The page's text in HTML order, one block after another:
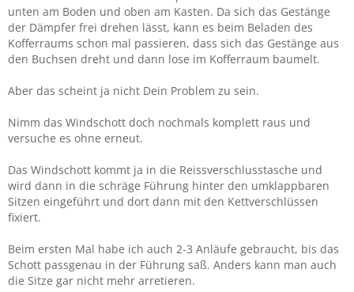
unten am Boden und oben am Kasten. Da sich das Gestänge
der Dämpfer frei drehen lässt, kann es beim Beladen des
Kofferraums schon mal passieren, dass sich das Gestänge aus
den Buchsen dreht und dann lose im Kofferraum baumelt.
Aber das scheint ja nicht Dein Problem zu sein.
Nimm das Windschott doch nochmals komplett raus und
versuche es ohne erneut.
Das Windschott kommt ja in die Reissverschlusstasche und
wird dann in die schräge Führung hinter den umklappbaren
Sitzen eingeführt und dort dann mit den Kettverschlüssen
fixiert.
Beim ersten Mal habe ich auch 2-3 Anläufe gebraucht, bis das
Schott passgenau in der Führung saß. Anders kann man auch
die Sitze gar nicht mehr arretieren.